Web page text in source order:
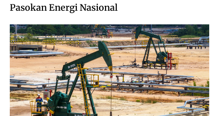
Pasokan Energi Nasional